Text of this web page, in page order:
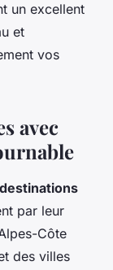
un excellent
et
vos
avec
destinations
par leur
Côte
des villes